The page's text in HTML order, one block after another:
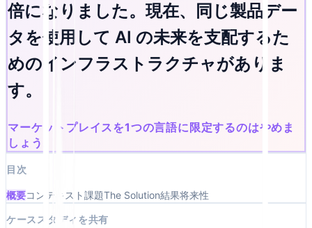
倍になりました。現在、同じ製品デー
タを使用して AI の未来を支配するた
めのインフラストラクチャがありま
す。
マーケットプレイスを1つの言語に限定するのはやめま
しょう。
目次
概要コンテキスト課題The Solution結果将来性
ケーススタディを共有